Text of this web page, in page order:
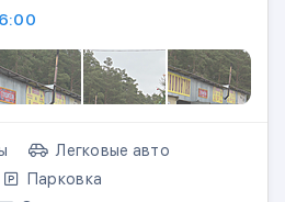
Легковые авто
Парковка